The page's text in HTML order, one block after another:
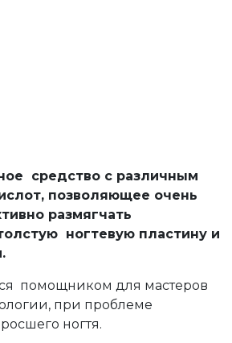
средство с различным
позволяющее очень
размягчать
ногтевую пластину и
помощником для мастеров
при проблеме
ногтя.